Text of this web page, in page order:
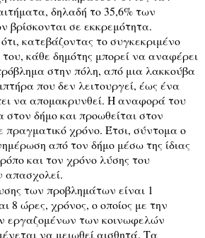
δηλαδή το 35,6% των
βρίσκονται σε εκκρεμότητα.
κατεβάζοντας το συγκεκριμένο
του, κάθε δημότης μπορεί να αναφέρει
στην πόλη, από μια λακκούβα
που δεν λειτουργεί, έως ένα
να απομακρυνθεί. Η αναφορά του
δήμο και προωθείται στον
πραγματικό χρόνο. Έτσι, σύντομα ο
από τον δήμο μέσω της ίδιας
και τον χρόνο λύσης του
απασχολεί.
των προβλημάτων είναι 1
8 ώρες, χρόνος, ο οποίος με την
εργαζομένων των κοινωφελών
να μειωθεί αισθητά. Τα